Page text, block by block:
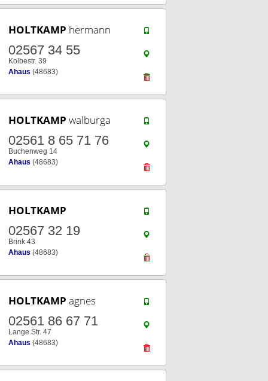
HOLTKAMP hermann
02567 34 55
Kolbestr. 39
Ahaus (48683)
HOLTKAMP walburga
02561 8 65 71 76
Buchenweg 14
Ahaus (48683)
HOLTKAMP
02567 32 19
Brink 43
Ahaus (48683)
HOLTKAMP agnes
02561 86 67 71
Lange Str. 47
Ahaus (48683)